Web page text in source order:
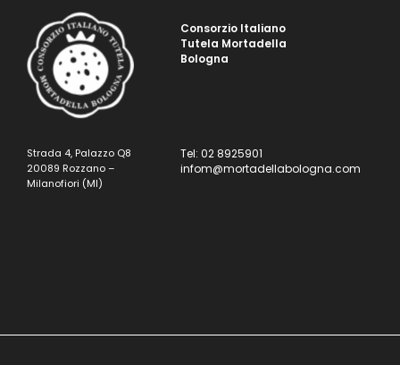
Consorzio Italiano
Tutela Mortadella
Bologna
Strada 4, Palazzo Q8
20089 Rozzano –
Milanofiori (MI)
Tel: 02 8925901
infom@mortadellabologna.com